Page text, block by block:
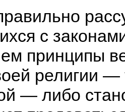
с
принципы
религии —
— либо